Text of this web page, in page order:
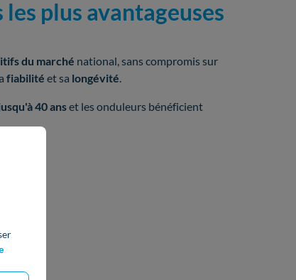
plus avantageuses
du marché national, sans compromis sur
fiabilité et sa longévité
40 anset les onduleurs bénéficient